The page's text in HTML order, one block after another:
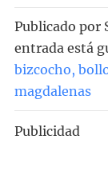
Publicado por
entrada está
bizcocho,
magdalenas
Publicidad